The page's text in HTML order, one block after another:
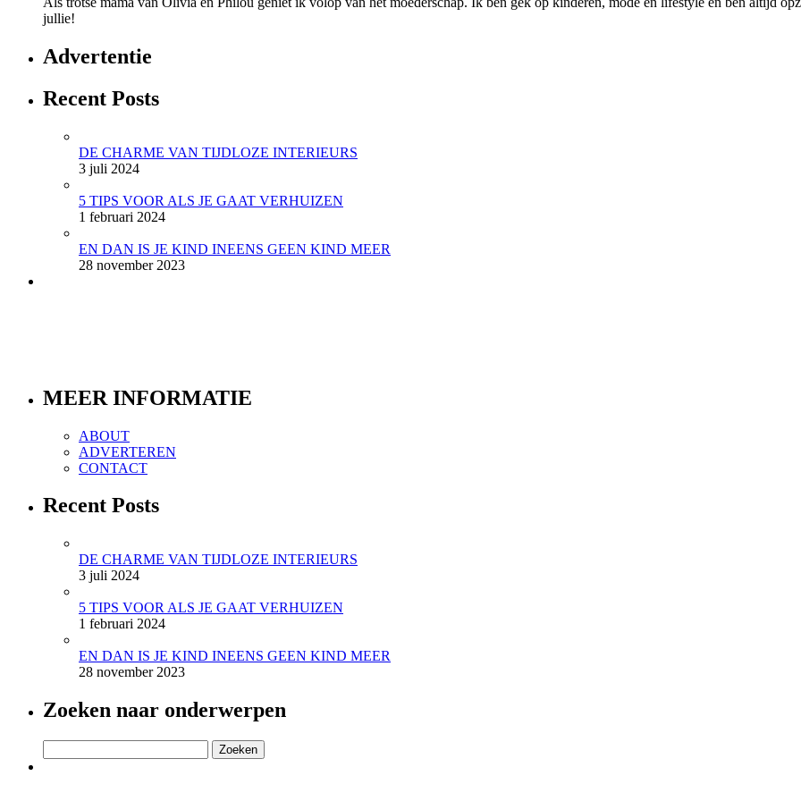
jullie!
Advertentie
Recent Posts
DE CHARME VAN TIJDLOZE INTERIEURS
3 juli 2024
5 TIPS VOOR ALS JE GAAT VERHUIZEN
1 februari 2024
EN DAN IS JE KIND INEENS GEEN KIND MEER
28 november 2023
MEER INFORMATIE
ABOUT
ADVERTEREN
CONTACT
Recent Posts
DE CHARME VAN TIJDLOZE INTERIEURS
3 juli 2024
5 TIPS VOOR ALS JE GAAT VERHUIZEN
1 februari 2024
EN DAN IS JE KIND INEENS GEEN KIND MEER
28 november 2023
Zoeken naar onderwerpen
naar: